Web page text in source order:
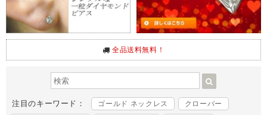
全品送料無料！
注目のキーワード： ゴールド ネックレス
クローバー